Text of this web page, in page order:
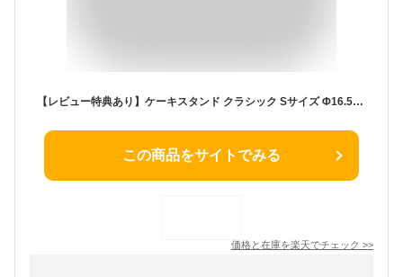
【レビュー特典あり】ケーキスタンド クラシック Sサイズ Φ16.5cm[木製 ケーキトレー ケーキトレイ かわいい おしゃれ シンプルAY 小さめ 組み立て 収納 コンパクト 一段 ディスプレイ ケーキ台 コンポート カフェ お祝い 誕生日] 即納
この商品をサイトでみる
価格と在庫を楽天でチェック >>